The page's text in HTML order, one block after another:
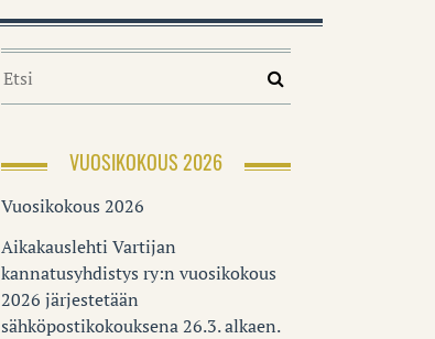
VUOSIKOKOUS 2026
Vuosikokous 2026
Aikakauslehti Vartijan
kannatusyhdistys ry:n vuosikokous
2026 järjestetään
sähköpostikokouksena 26.3. alkaen.